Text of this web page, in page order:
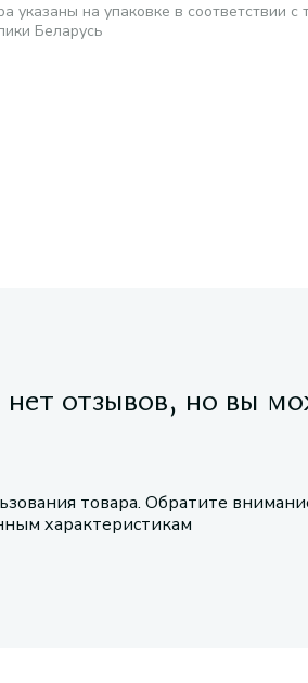
указаны на упаковке в соответствии с
Беларусь
отзывов, но вы
товара. Обратите
характеристикам